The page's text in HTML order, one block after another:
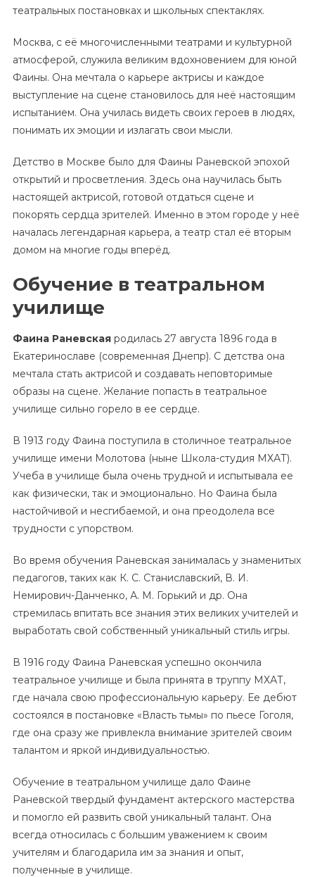
театральных постановках и школьных спектаклях.
Москва, с её многочисленными театрами и культурной
атмосферой, служила великим вдохновением для юной
Фаины. Она мечтала о карьере актрисы и каждое
выступление на сцене становилось для неё настоящим
испытанием. Она училась видеть своих героев в людях,
понимать их эмоции и излагать свои мысли.
Детство в Москве было для Фаины Раневской эпохой
открытий и просветления. Здесь она научилась быть
настоящей актрисой, готовой отдаться сцене и
покорять сердца зрителей. Именно в этом городе у неё
началась легендарная карьера, а театр стал её вторым
домом на многие годы вперёд.
Обучение в театральном
училище
Фаина Раневскаяродилась 27 августа 1896 года в
Екатеринославе (современная Днепр). С детства она
мечтала стать актрисой и создавать неповторимые
образы на сцене. Желание попасть в театральное
училище сильно горело в ее сердце.
В 1913 году Фаина поступила в столичное театральное
училище имени Молотова (ныне Школа-студия МХАТ).
Учеба в училище была очень трудной и испытывала ее
как физически, так и эмоционально. Но Фаина была
настойчивой и несгибаемой, и она преодолела все
трудности с упорством.
Во время обучения Раневская занималась у знаменитых
педагогов, таких как К. С. Станиславский, В. И.
Немирович-Данченко, А. М. Горький и др. Она
стремилась впитать все знания этих великих учителей и
выработать свой собственный уникальный стиль игры.
В 1916 году Фаина Раневская успешно окончила
театральное училище и была принята в труппу МХАТ,
где начала свою профессиональную карьеру. Ее дебют
состоялся в постановке «Власть тьмы» по пьесе Гоголя,
где она сразу же привлекла внимание зрителей своим
талантом и яркой индивидуальностью.
Обучение в театральном училище дало Фаине
Раневской твердый фундамент актерского мастерства
и помогло ей развить свой уникальный талант. Она
всегда относилась с большим уважением к своим
учителям и благодарила им за знания и опыт,
полученные в училище.